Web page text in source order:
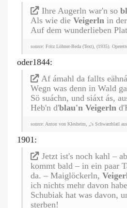
Ihre Augerln war'n so
Als wie die Veigerln in
Auf dem wunderlieben
source: Fritz Löhner-Beda (Text), (1935).
oder1844:
Af ámahl da fallts
Wegn was denn in Wald
Sö suáchn, und siáxt ás,
Heb'n d'blau'n Veigerln
source: Anton von Klesheim, „'s Schwarzblatl
1901:
Jetzt ist's noch kahl –
kommt bald – in ein paar
da. – Maiglöckerln,
ich nichts mehr davon
Schubiak hat was davon,
sterben!